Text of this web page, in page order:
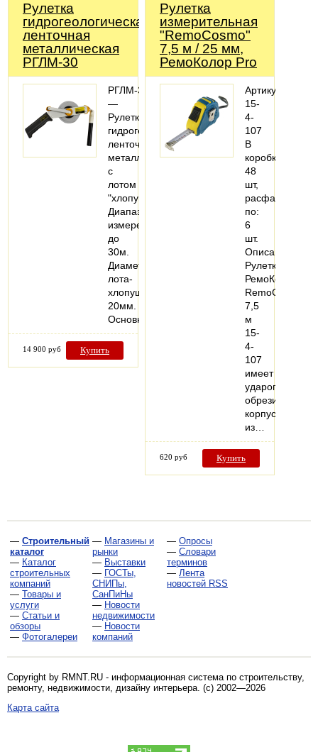
Рулетка
гидрогеологическая
ленточная
металлическая
РГЛМ-30
РГЛМ-30
—
Рулетка
гидрогеологическая
ленточная
металлическая
с
лотом
"хлопушкой".
Диапазон
измерений
до
30м.
Диаметр
лота-
хлопушки
20мм.
Основные…
14 900 руб Купить
Рулетка
измерительная
"RemoCosmo"
7,5 м / 25 мм,
РемоКолор Pro
Артикул:
15-
4-
107
В
коробке:
48
шт,
расфасовано
по:
6
шт.
Описание:
Рулетка
РемоКолор
RemoCosmo
7,5
м
15-
4-
107
имеет
ударопрочный
обрезиненный
корпус
из…
620 руб Купить
— Строительный
каталог
— Каталог
строительных
компаний
— Товары и
услуги
— Статьи и
обзоры
— Фотогалереи
— Магазины и
рынки
— Выставки
— ГОСТы,
СНИПы,
СанПиНы
— Новости
недвижимости
— Новости
компаний
— Опросы
— Словари
терминов
— Лента
новостей RSS
Copyright by RMNT.RU - информационная система по строительству,
ремонту, недвижимости, дизайну интерьера. (c) 2002—2026
Карта сайта